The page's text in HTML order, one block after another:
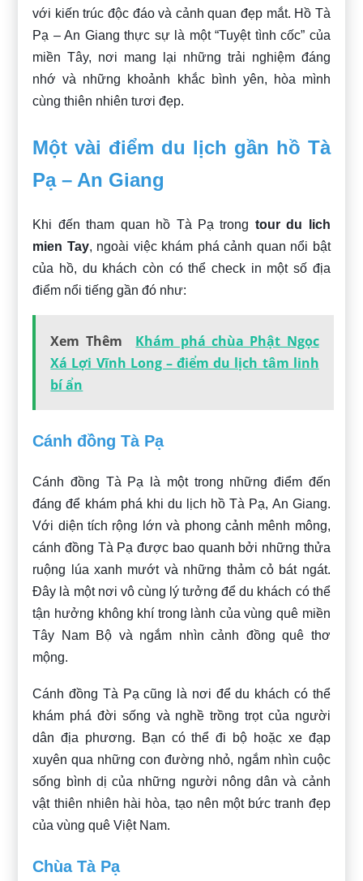
với kiến trúc độc đáo và cảnh quan đẹp mắt. Hồ Tà
Pạ – An Giang thực sự là một “Tuyệt tình cốc” của
miền Tây, nơi mang lại những trải nghiệm đáng
nhớ và những khoảnh khắc bình yên, hòa mình
cùng thiên nhiên tươi đẹp.
Một vài điểm du lịch gần hồ Tà
Pạ – An Giang
Khi đến tham quan hồ Tà Pạ trong tour du lich
mien Tay, ngoài việc khám phá cảnh quan nổi bật
của hồ, du khách còn có thể check in một số địa
điểm nổi tiếng gần đó như:
Xem Thêm
Khám phá chùa Phật Ngọc
Xá Lợi Vĩnh Long – điểm du lịch tâm linh
bí ẩn
Cánh đồng Tà Pạ
Cánh đồng Tà Pạ là một trong những điểm đến
đáng để khám phá khi du lịch hồ Tà Pạ, An Giang.
Với diện tích rộng lớn và phong cảnh mênh mông,
cánh đồng Tà Pạ được bao quanh bởi những thửa
ruộng lúa xanh mướt và những thảm cỏ bát ngát.
Đây là một nơi vô cùng lý tưởng để du khách có thể
tận hưởng không khí trong lành của vùng quê miền
Tây Nam Bộ và ngắm nhìn cảnh đồng quê thơ
mộng.
Cánh đồng Tà Pạ cũng là nơi để du khách có thể
khám phá đời sống và nghề trồng trọt của người
dân địa phương. Bạn có thể đi bộ hoặc xe đạp
xuyên qua những con đường nhỏ, ngắm nhìn cuộc
sống bình dị của những người nông dân và cảnh
vật thiên nhiên hài hòa, tạo nên một bức tranh đẹp
của vùng quê Việt Nam.
Chùa Tà Pạ